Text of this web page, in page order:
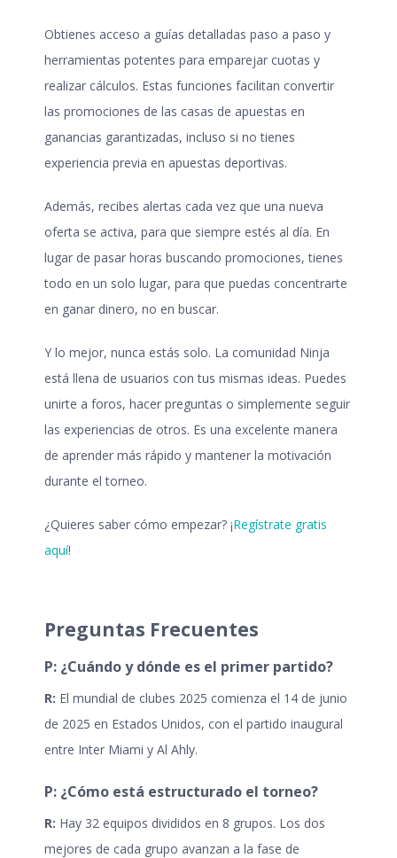
Obtienes acceso a guías detalladas paso a paso y
herramientas potentes para emparejar cuotas y
realizar cálculos. Estas funciones facilitan convertir
las promociones de las casas de apuestas en
ganancias garantizadas, incluso si no tienes
experiencia previa en apuestas deportivas.
Además, recibes alertas cada vez que una nueva
oferta se activa, para que siempre estés al día. En
lugar de pasar horas buscando promociones, tienes
todo en un solo lugar, para que puedas concentrarte
en ganar dinero, no en buscar.
Y lo mejor, nunca estás solo. La comunidad Ninja
está llena de usuarios con tus mismas ideas. Puedes
unirte a foros, hacer preguntas o simplemente seguir
las experiencias de otros. Es una excelente manera
de aprender más rápido y mantener la motivación
durante el torneo.
¿Quieres saber cómo empezar? ¡Regístrate gratis
aquí!
Preguntas Frecuentes
P: ¿Cuándo y dónde es el primer partido?
R: El mundial de clubes 2025 comienza el 14 de junio
de 2025 en Estados Unidos, con el partido inaugural
entre Inter Miami y Al Ahly.
P: ¿Cómo está estructurado el torneo?
R: Hay 32 equipos divididos en 8 grupos. Los dos
mejores de cada grupo avanzan a la fase de